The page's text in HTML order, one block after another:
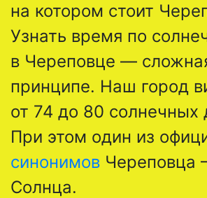
на котором стоит
Узнать время по
в Череповце —
принципе. Наш город
от 74 до 80 солнечных
При этом один из
синонимов Череповца
Солнца.